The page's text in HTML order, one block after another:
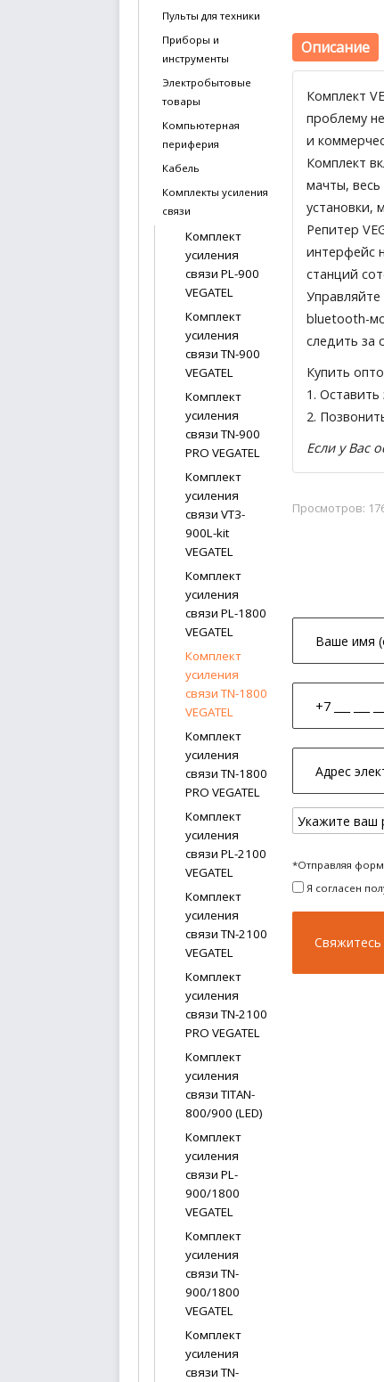
Описание
Комплект
проблему
и
Комплект
мачты,
установки,
Репитер
интерфейс
станций
Управляйте
bluetooth-
следить за
Купить
1. Оставить
2.
Если у Вас
Просмотров:
*Отправляя
Я согласен
Пульты для техники
Приборы и
инструменты
Электробытовые
товары
Компьютерная
периферия
Кабель
Комплекты усиления
связи
Комплект
усиления
связи PL-900
VEGATEL
Комплект
усиления
связи TN-900
VEGATEL
Комплект
усиления
связи TN-900
PRO VEGATEL
Комплект
усиления
связи VT3-
900L-kit
VEGATEL
Комплект
усиления
связи PL-1800
VEGATEL
Комплект
усиления
связи TN-1800
VEGATEL
Комплект
усиления
связи TN-1800
PRO VEGATEL
Комплект
усиления
связи PL-2100
VEGATEL
Комплект
усиления
связи TN-2100
VEGATEL
Комплект
усиления
связи TN-2100
PRO VEGATEL
Комплект
усиления
связи TITAN-
800/900 (LED)
Комплект
усиления
связи PL-
900/1800
VEGATEL
Комплект
усиления
связи TN-
900/1800
VEGATEL
Комплект
усиления
связи TN-